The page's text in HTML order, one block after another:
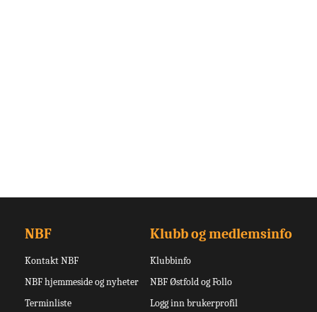
NBF
Kontakt NBF
NBF hjemmeside og nyheter
Terminliste
Klubb og medlemsinfo
Klubbinfo
NBF Østfold og Follo
Logg inn brukerprofil